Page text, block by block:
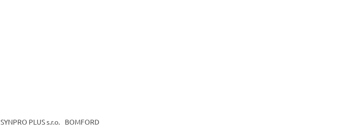
SYNPRO PLUS s.r.o. BOMFORD